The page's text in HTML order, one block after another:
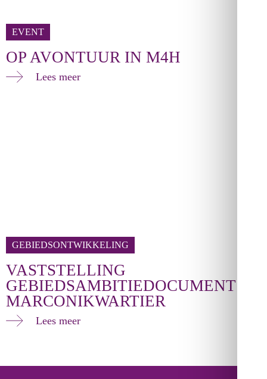
EVENT
OP AVONTUUR IN M4H
Lees meer
GEBIEDSONTWIKKELING
VASTSTELLING
GEBIEDSAMBITIEDOCUMENT
MARCONIKWARTIER
Lees meer